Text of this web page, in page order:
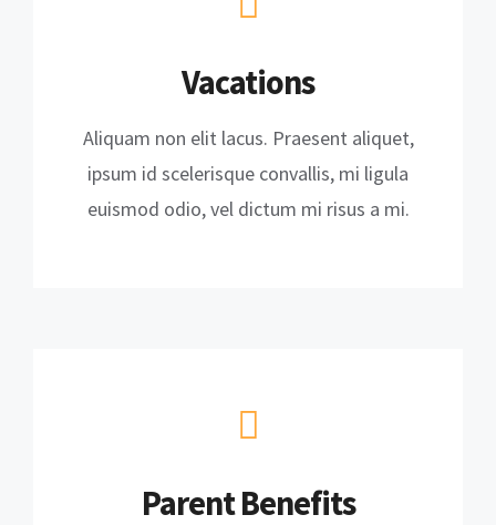
Vacations
Aliquam non elit lacus. Praesent aliquet,
ipsum id scelerisque convallis, mi ligula
euismod odio, vel dictum mi risus a mi.
Parent Benefits